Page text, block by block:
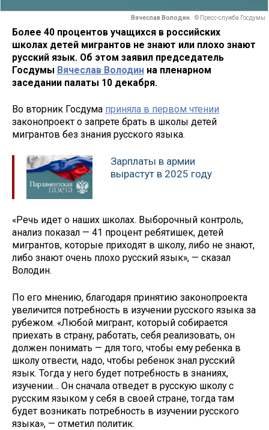
Вячеслав Володин. © Пресс-служба Госдумы
Более 40 процентов учащихся в российских
школах детей мигрантов не знают или плохо знают
русский язык. Об этом заявил председатель
Госдумы Вячеслав Володин на пленарном
заседании палаты 10 декабря.
Во вторник Госдума приняла в первом чтении
законопроект о запрете брать в школы детей
мигрантов без знания русского языка.
Зарплаты в армии
вырастут в 2025 году
«Речь идет о наших школах. Выборочный контроль,
анализ показал — 41 процент ребятишек, детей
мигрантов, которые приходят в школу, либо не знают,
либо знают очень плохо русский язык», — сказал
Володин.
По его мнению, благодаря принятию законопроекта
увеличится потребность в изучении русского языка за
рубежом. «Любой мигрант, который собирается
приехать в страну, работать, себя реализовать, он
должен понимать — для того, чтобы ему ребенка в
школу отвести, надо, чтобы ребенок знал русский
язык. Тогда у него будет потребность в знаниях,
изучении… Он сначала отведет в русскую школу с
русским языком у себя в своей стране, тогда там
будет возникать потребность в изучении русского
языка», — отметил политик.